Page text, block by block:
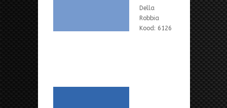
Della
Robbia
Kood: 6126